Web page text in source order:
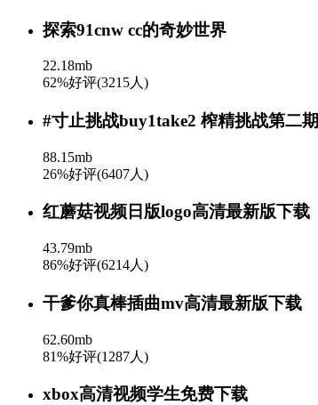
探索91cnw cc的奇妙世界
22.18mb
62%好评(3215人)
#寸止挑战buy1take2 榨精挑战第二期
88.15mb
26%好评(6407人)
红蘑菇视频日版logo高清最新版下载
43.79mb
86%好评(6214人)
干爹你真棒插曲mv高清最新版下载
62.60mb
81%好评(1287人)
xbox高清视频学生免费下载